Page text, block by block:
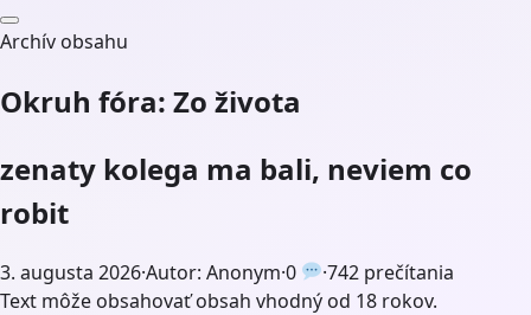
Archív obsahu
Okruh fóra: Zo života
zenaty kolega ma bali, neviem co
robit
3. augusta 2026·Autor: Anonym·0 ·742 prečítania
Text môže obsahovať obsah vhodný od 18 rokov.